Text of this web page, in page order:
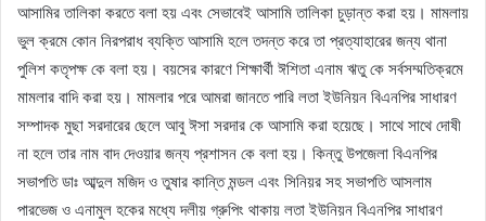
আসামির তালিকা করতে বলা হয় এবং সেভাবেই আসামি তালিকা চুড়ান্ত করা হয়। মামলায়
ভুল ক্রমে কোন নিরপরাধ ব্যক্তি আসামি হলে তদন্ত করে তা প্রত্যাহারের জন্য থানা
পুলিশ কতৃপক্ষ কে বলা হয়। বয়সের কারণে শিক্ষার্থী ঈশিতা এনাম ঋতু কে সর্বসম্মতিক্রমে
মামলার বাদি করা হয়। মামলার পরে আমরা জানতে পারি লতা ইউনিয়ন বিএনপির সাধারণ
সম্পাদক মুছা সরদারের ছেলে আবু ঈসা সরদার কে আসামি করা হয়েছে। সাথে সাথে দোষী
না হলে তার নাম বাদ দেওয়ার জন্য প্রশাসন কে বলা হয়। কিন্তু উপজেলা বিএনপির
সভাপতি ডাঃ আব্দুল মজিদ ও তুষার কান্তি মন্ডল এবং সিনিয়র সহ সভাপতি আসলাম
পারভেজ ও এনামুল হকের মধ্যে দলীয় গ্রুপিং থাকায় লতা ইউনিয়ন বিএনপির সাধারণ